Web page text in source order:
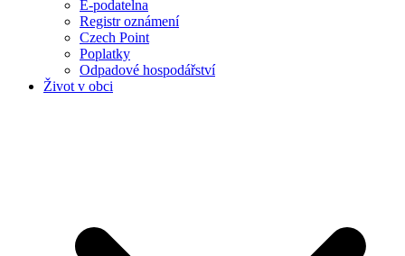
E-podatelna
Registr oznámení
Czech Point
Poplatky
Odpadové hospodářství
Život v obci